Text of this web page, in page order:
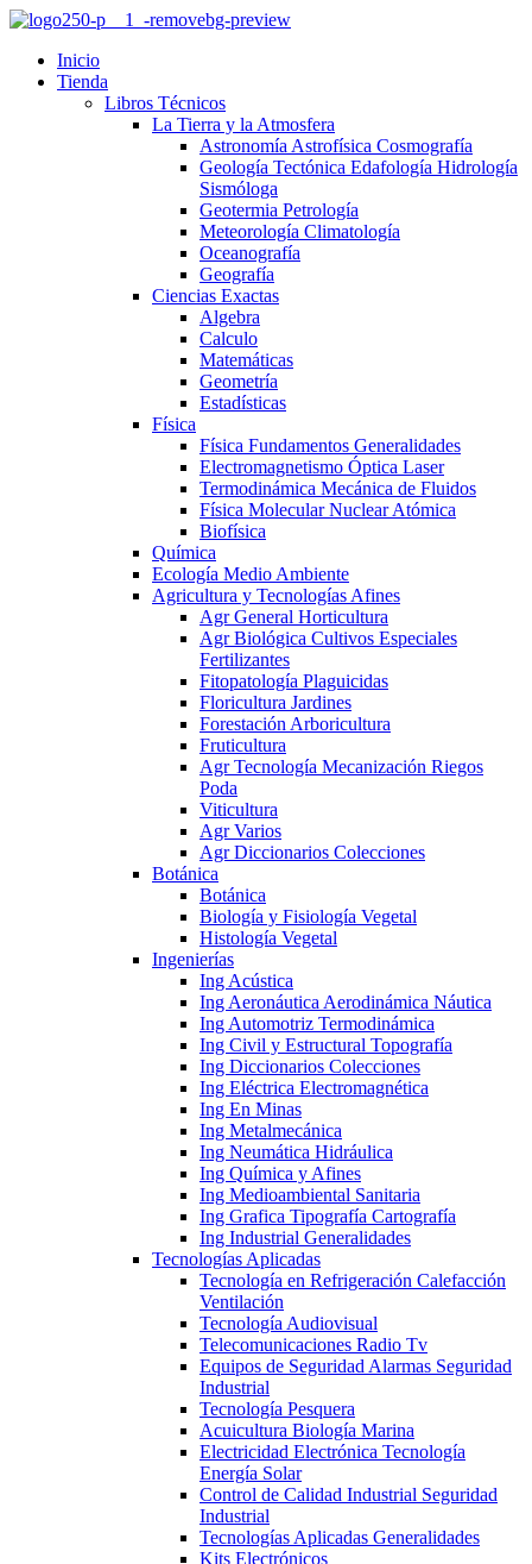
Inicio
Tienda
Libros Técnicos
La Tierra y la Atmosfera
Astronomía Astrofísica Cosmografía
Geología Tectónica Edafología Hidrología
Sismóloga
Geotermia Petrología
Meteorología Climatología
Oceanografía
Geografía
Ciencias Exactas
Algebra
Calculo
Matemáticas
Geometría
Estadísticas
Física
Física Fundamentos Generalidades
Electromagnetismo Óptica Laser
Termodinámica Mecánica de Fluidos
Física Molecular Nuclear Atómica
Biofísica
Química
Ecología Medio Ambiente
Agricultura y Tecnologías Afines
Agr General Horticultura
Agr Biológica Cultivos Especiales
Fertilizantes
Fitopatología Plaguicidas
Floricultura Jardines
Forestación Arboricultura
Fruticultura
Agr Tecnología Mecanización Riegos
Poda
Viticultura
Agr Varios
Agr Diccionarios Colecciones
Botánica
Botánica
Biología y Fisiología Vegetal
Histología Vegetal
Ingenierías
Ing Acústica
Ing Aeronáutica Aerodinámica Náutica
Ing Automotriz Termodinámica
Ing Civil y Estructural Topografía
Ing Diccionarios Colecciones
Ing Eléctrica Electromagnética
Ing En Minas
Ing Metalmecánica
Ing Neumática Hidráulica
Ing Química y Afines
Ing Medioambiental Sanitaria
Ing Grafica Tipografía Cartografía
Ing Industrial Generalidades
Tecnologías Aplicadas
Tecnología en Refrigeración Calefacción
Ventilación
Tecnología Audiovisual
Telecomunicaciones Radio Tv
Equipos de Seguridad Alarmas Seguridad
Industrial
Tecnología Pesquera
Acuicultura Biología Marina
Electricidad Electrónica Tecnología
Energía Solar
Control de Calidad Industrial Seguridad
Industrial
Tecnologías Aplicadas Generalidades
Kits Electrónicos